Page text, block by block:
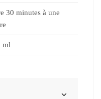
30 minutes à une
ml